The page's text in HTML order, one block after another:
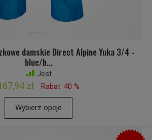
damskie Direct Alpine Yuka 3/4 -
blue/b...
Jest
zł Rabat: 40 %
Wybierz opcje